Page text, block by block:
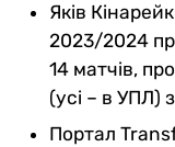
Яків
2023/2024
14 матчів,
(усі – в УПЛ)
Портал